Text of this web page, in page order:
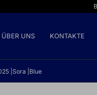
ÜBER UNS KONTAKTE
|Sora |Blue